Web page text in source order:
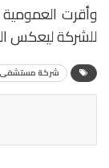
للشركة ليعكس
شركة مستشفى